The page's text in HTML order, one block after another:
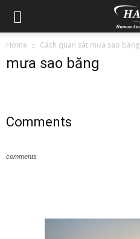
Home Cách quan sát mưa sao băng
mưa sao băng
Comments
comments